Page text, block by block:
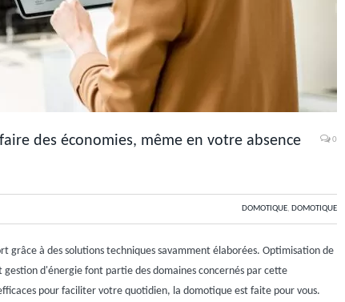
des économies, même en votre absence
0
DOMOTIQUE, DOMOTIQUE
grâce à des solutions techniques savamment élaborées. Optimisation de
d'énergie font partie des domaines concernés par cette
pour faciliter votre quotidien, la domotique est faite pour vous.